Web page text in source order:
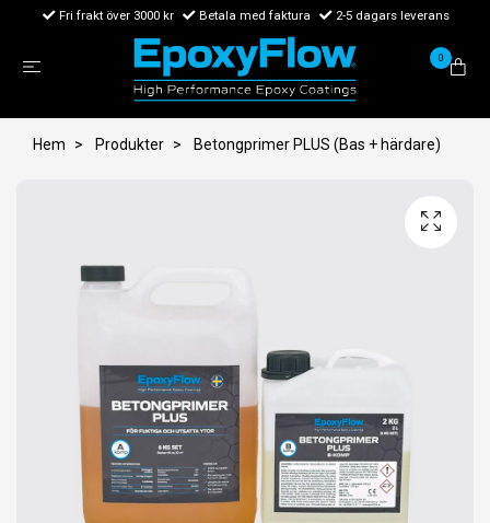
Fri frakt över 3000 kr Betala med faktura 2-5 dagars leverans
0
Hem Produkter Betongprimer PLUS (Bas + härdare)